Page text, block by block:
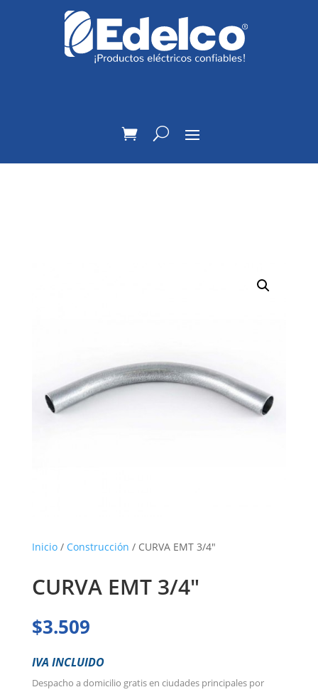
Inicio/ Construcción / CURVA EMT 3/4″
CURVA EMT 3/4″
$3.509
IVA INCLUIDO
Despacho a domicilio gratis en ciudades principales por